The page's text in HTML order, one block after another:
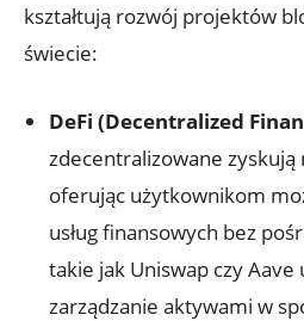
kształtują ⁢rozwój projektów
świecie:
DeFi (Decentralized
zdecentralizowane⁢ zyskują
oferując‍ użytkownikom
usług finansowych bez
takie jak Uniswap ⁢czy Aave
zarządzanie aktywami w